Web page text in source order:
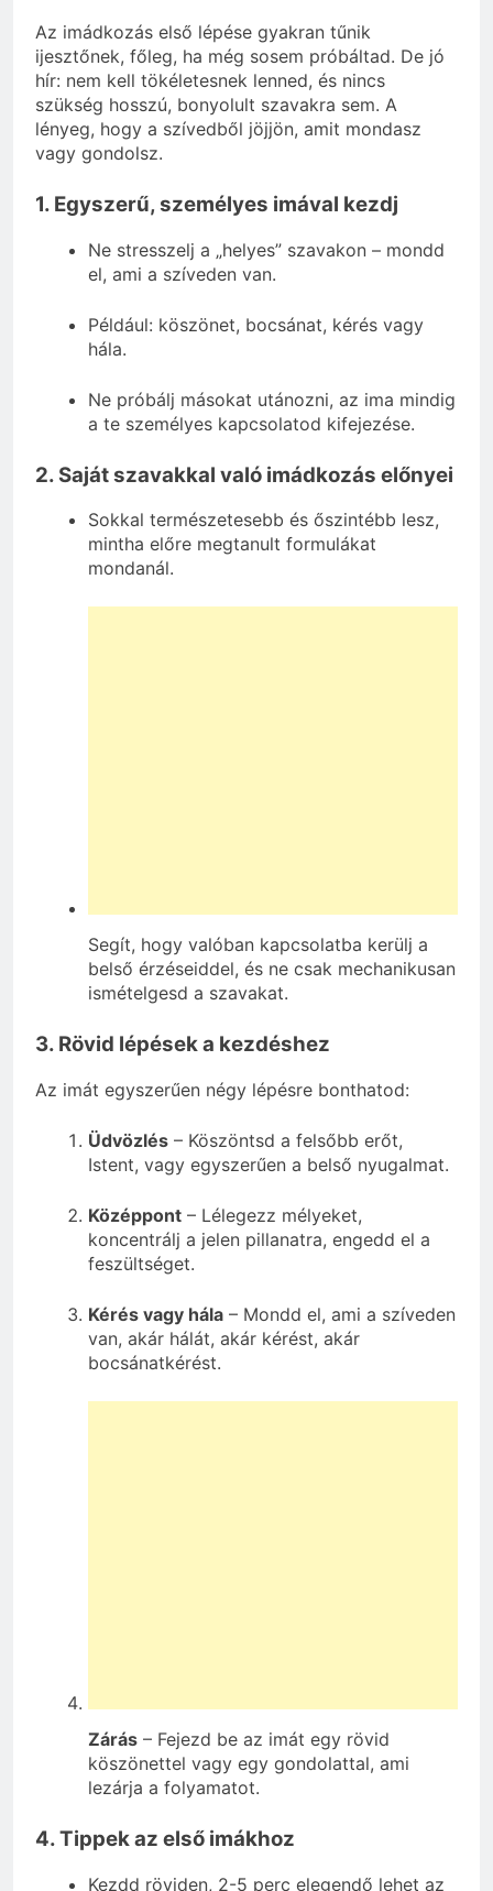
Az imádkozás első lépése gyakran tűnik
ijesztőnek, főleg, ha még sosem próbáltad. De jó
hír: nem kell tökéletesnek lenned, és nincs
szükség hosszú, bonyolult szavakra sem. A
lényeg, hogy a szívedből jöjjön, amit mondasz
vagy gondolsz.
1. Egyszerű, személyes imával kezdj
Ne stresszelj a „helyes” szavakon – mondd
el, ami a szíveden van.
Például: köszönet, bocsánat, kérés vagy
hála.
Ne próbálj másokat utánozni, az ima mindig
a te személyes kapcsolatod kifejezése.
2. Saját szavakkal való imádkozás előnyei
Sokkal természetesebb és őszintébb lesz,
mintha előre megtanult formulákat
mondanál.
Segít, hogy valóban kapcsolatba kerülj a
belső érzéseiddel, és ne csak mechanikusan
ismételgesd a szavakat.
3. Rövid lépések a kezdéshez
Az imát egyszerűen négy lépésre bonthatod:
Üdvözlés – Köszöntsd a felsőbb erőt,
Istent, vagy egyszerűen a belső nyugalmat.
Középpont – Lélegezz mélyeket,
koncentrálj a jelen pillanatra, engedd el a
feszültséget.
Kérés vagy hála – Mondd el, ami a szíveden
van, akár hálát, akár kérést, akár
bocsánatkérést.
Zárás – Fejezd be az imát egy rövid
köszönettel vagy egy gondolattal, ami
lezárja a folyamatot.
4. Tippek az első imákhoz
Kezdd röviden, 2-5 perc elegendő lehet az